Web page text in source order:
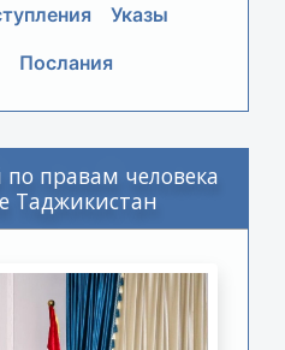
Указы
Послания
правам человека
Таджикистан